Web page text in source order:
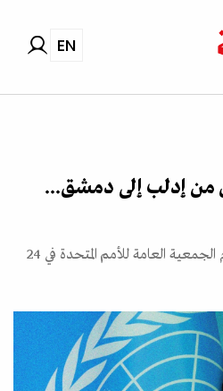
EN
من إدلب إلى دمشق...
الرئيس السوري يلقي كلمة أمام الجمعية العامة للأمم المتحدة في 24